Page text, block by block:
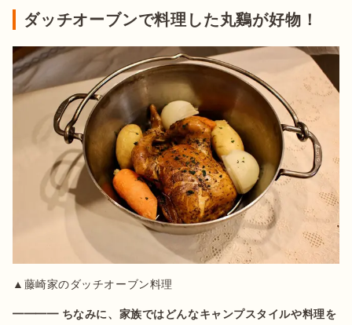
ダッチオーブンで料理した丸鷄が好物！
▲藤崎家のダッチオーブン料理
━━━━ ちなみに、家族ではどんなキャンプスタイルや料理を